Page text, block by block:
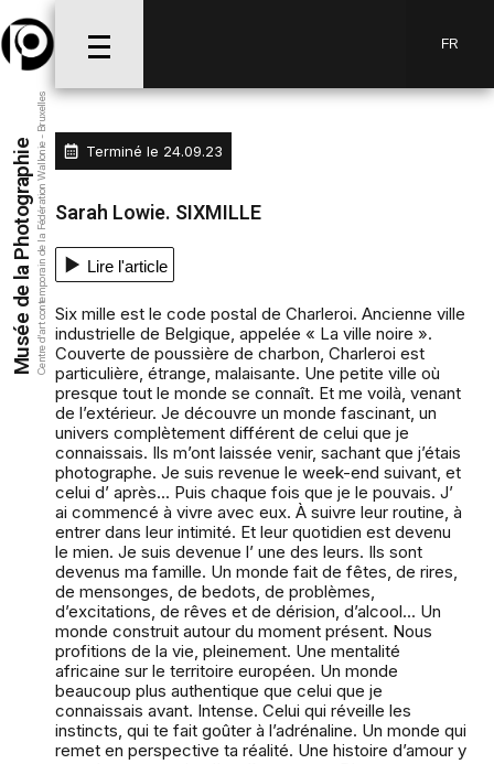
Musée de la PhotographieCentre d’art contemporain de la Fédération Wallonie - Bruxelles
FR
Terminé le 24.09.23
Sarah Lowie. SIXMILLE
Lire l'article
Six mille est le code postal de Charleroi. Ancienne ville
industrielle de Belgique, appelée « La ville noire ».
Couverte de poussière de charbon, Charleroi est
particulière, étrange, malaisante. Une petite ville où
presque tout le monde se connaît. Et me voilà, venant
de l’extérieur. Je découvre un monde fascinant, un
univers complètement différent de celui que je
connaissais. Ils m’ont laissée venir, sachant que j’étais
photographe. Je suis revenue le week-end suivant, et
celui d’ après... Puis chaque fois que je le pouvais. J’
ai commencé à vivre avec eux. À suivre leur routine, à
entrer dans leur intimité. Et leur quotidien est devenu
le mien. Je suis devenue l’ une des leurs. Ils sont
devenus ma famille. Un monde fait de fêtes, de rires,
de mensonges, de bedots, de problèmes,
d’excitations, de rêves et de dérision, d’alcool... Un
monde construit autour du moment présent. Nous
profitions de la vie, pleinement. Une mentalité
africaine sur le territoire européen. Un monde
beaucoup plus authentique que celui que je
connaissais avant. Intense. Celui qui réveille les
instincts, qui te fait goûter à l’adrénaline. Un monde qui
remet en perspective ta réalité. Une histoire d’amour y